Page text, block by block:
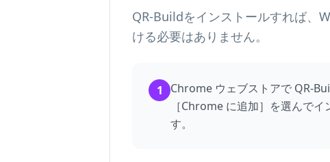
QR-Buildをインストールすれば、
ける必要はありません。
1
Chrome ウェブストアで QR-
［Chrome に追加］を選んでイ
す。